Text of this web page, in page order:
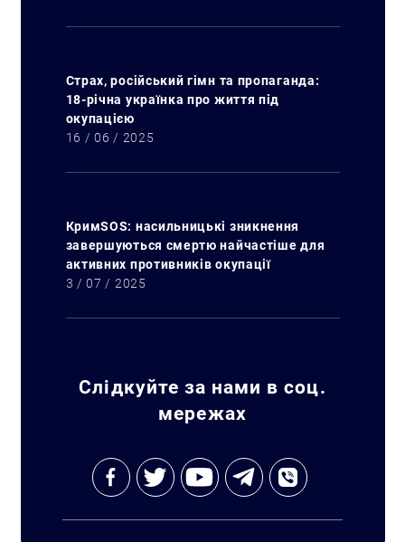
Страх, російський гімн та пропаганда:
18-річна українка про життя під
окупацією
16 / 06 / 2025
КримSOS: насильницькі зникнення
завершуються смертю найчастіше для
активних противників окупації
3 / 07 / 2025
Слідкуйте за нами в соц.
мережах